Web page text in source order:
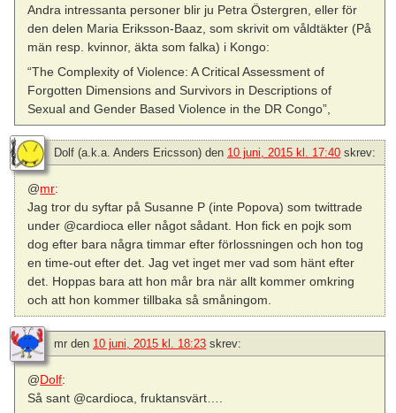
Andra intressanta personer blir ju Petra Östergren, eller för
den delen Maria Eriksson-Baaz, som skrivit om våldtäkter (På
män resp. kvinnor, äkta som falka) i Kongo:
“The Complexity of Violence: A Critical Assessment of
Forgotten Dimensions and Survivors in Descriptions of
Sexual and Gender Based Violence in the DR Congo”,
Dolf (a.k.a. Anders Ericsson) den 10 juni, 2015 kl. 17:40 skrev:
@mr:
Jag tror du syftar på Susanne P (inte Popova) som twittrade
under @cardioca eller något sådant. Hon fick en pojk som
dog efter bara några timmar efter förlossningen och hon tog
en time-out efter det. Jag vet inget mer vad som hänt efter
det. Hoppas bara att hon mår bra när allt kommer omkring
och att hon kommer tillbaka så småningom.
mr den 10 juni, 2015 kl. 18:23 skrev:
@Dolf:
Så sant @cardioca, fruktansvärt….